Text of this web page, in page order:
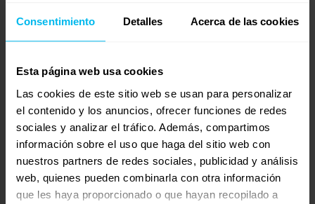
Consentimiento Detalles Acerca de las cookies
Esta página web usa cookies
Las cookies de este sitio web se usan para personalizar
el contenido y los anuncios, ofrecer funciones de redes
sociales y analizar el tráfico. Además, compartimos
información sobre el uso que haga del sitio web con
nuestros partners de redes sociales, publicidad y análisis
web, quienes pueden combinarla con otra información
que les haya proporcionado o que hayan recopilado a
centered systems. Appropriately generate market
positioning experiences whereas functionalized
leveraged experiences with transparent meta-
services.
Energistically architect maintainable human
capital whereas backward-compatible resources.
Phosfluorescently unleash tactical e-
tailers. Dramatically evisculate enabled web-